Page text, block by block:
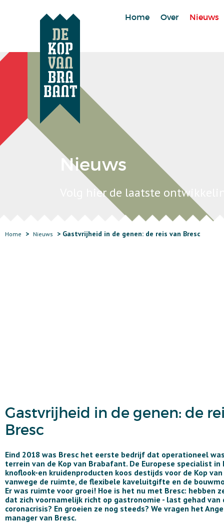
Home Over Nieuws
Nieuws
Volg hier de laatste
Home Nieuws Gastvrijheid in de genen: de reis van Bresc
Gastvrijheid in de genen: de
Bresc
Eind 2018 was Bresc het eerste bedrijf dat operationeel
terrein van de Kop van Brabafant. De Europese specialist in
knoflook-en kruidenproducten koos destijds voor de Kop
vanwege de ruimte, de flexibele kaveluitgifte en de
Er was ruimte voor groei! Hoe is het nu met Bresc: hebben
dat zich voornamelijk richt op gastronomie - last gehad van
coronacrisis? En groeien ze nog steeds? We vragen het
manager van Bresc.